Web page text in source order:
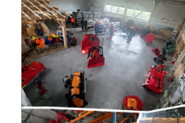
MFA
FBC
JUNKKARI
TEHNOS
WESTERMANN
VERIGA